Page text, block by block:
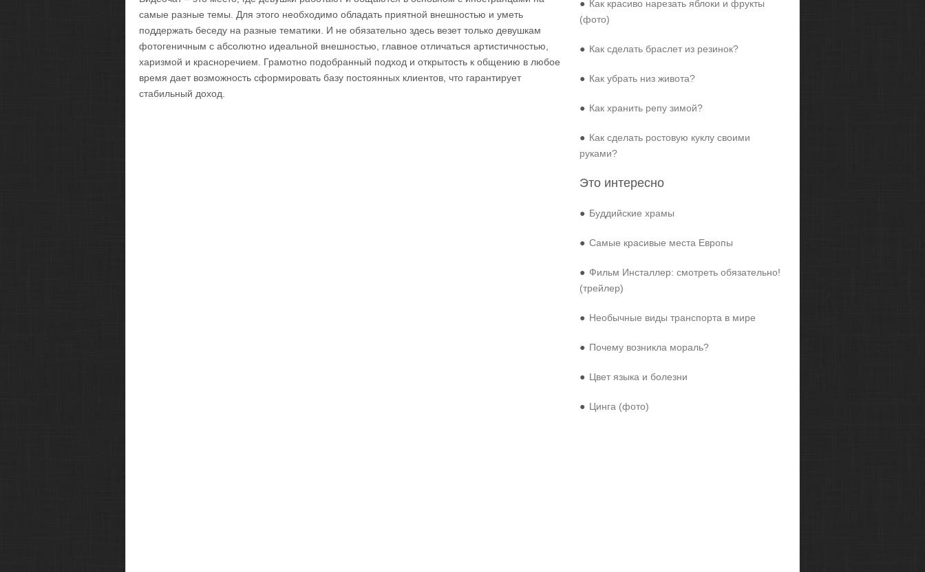
самые разные темы. Для этого необходимо обладать приятной внешностью и уметь
поддержать беседу на разные тематики. И не обязательно здесь везет только девушкам
фотогеничным с абсолютно идеальной внешностью, главное отличаться артистичностью,
харизмой и красноречием. Грамотно подобранный подход и открытость к общению в любое
время дает возможность сформировать базу постоянных клиентов, что гарантирует
стабильный доход.
● Как красиво нарезать яблоки и фрукты
(фото)
● Как сделать браслет из резинок?
● Как убрать низ живота?
● Как хранить репу зимой?
● Как сделать ростовую куклу своими
руками?
Это интересно
● Буддийские храмы
● Самые красивые места Европы
● Фильм Инсталлер: смотреть обязательно!
(трейлер)
● Необычные виды транспорта в мире
● Почему возникла мораль?
● Цвет языка и болезни
● Цинга (фото)